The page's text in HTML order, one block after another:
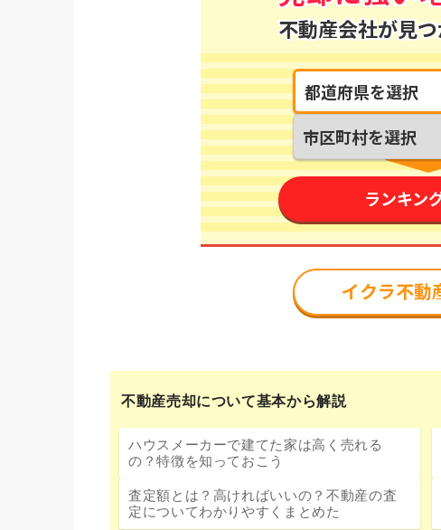
不動産売却について基本から解説
ハウスメーカーで建てた家は高く売れる
の？特徴を知っておこう
査定額とは？高ければいいの？不動産の査
定についてわかりやすくまとめた